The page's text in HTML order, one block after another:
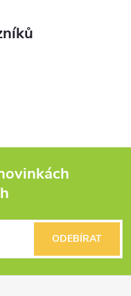
ODEBÍRAT